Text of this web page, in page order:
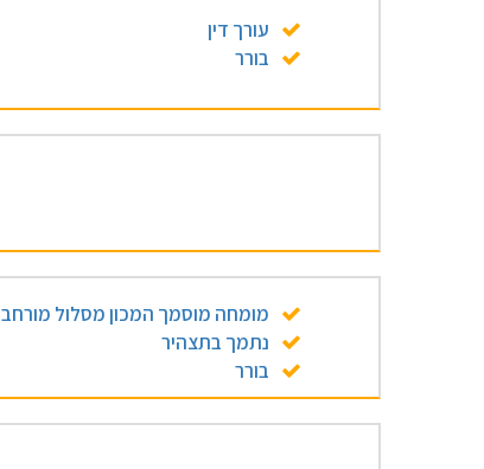
עורך דין
בורר
מומחה מוסמך המכון מסלול מורחב
נתמך בתצהיר
בורר